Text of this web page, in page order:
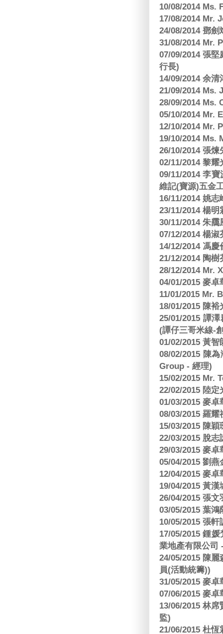
10/08/2014 Ms.
17/08/2014 Mr.
24/08/2014 鄧
31/08/2014 Mr.
07/09/2014 張
行長)
14/09/2014 余
21/09/2014 Ms.
28/09/2014 Ms.
05/10/2014 Mr.
12/10/2014 Mr.
19/10/2014 Ms.
26/10/2014 張
02/11/2014 黎
09/11/2014 李
維記(寶源)五金
16/11/2014 姚
23/11/2014 楊
30/11/2014 朱
07/12/2014 楊
14/12/2014 馮
21/12/2014 陶
28/12/2014 Mr.
04/01/2015 麥
11/01/2015 Mr.
18/01/2015 陳
25/01/2015 譚
(譚仔三哥米線-
01/02/2015 黃
08/02/2015 陳
Group - 經理)
15/02/2015 Mr.
22/02/2015 陸
01/03/2015 麥
08/03/2015 羅
15/03/2015 陳
22/03/2015 脫
29/03/2015 麥
05/04/2015 劉
12/04/2015 麥
19/04/2015 黃
26/04/2015 張
03/05/2015 葉
10/05/2015 張
17/05/2015 鍾
業地產有限公司
24/05/2015 陳
員(活動統籌))
31/05/2015 麥
07/06/2015 麥
13/06/2015 林
監)
21/06/2015 杜